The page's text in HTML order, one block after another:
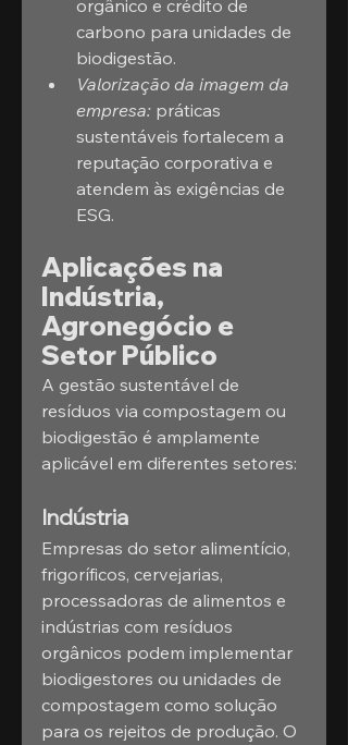
orgânico e crédito de
carbono para unidades de
biodigestão.
Valorização da imagem da
empresa: práticas
sustentáveis fortalecem a
reputação corporativa e
atendem às exigências de
ESG.
Aplicações na
Indústria,
Agronegócio e
Setor Público
A gestão sustentável de
resíduos via compostagem ou
biodigestão é amplamente
aplicável em diferentes setores:
Indústria
Empresas do setor alimentício,
frigoríficos, cervejarias,
processadoras de alimentos e
indústrias com resíduos
orgânicos podem implementar
biodigestores ou unidades de
compostagem como solução
para os rejeitos de produção. O